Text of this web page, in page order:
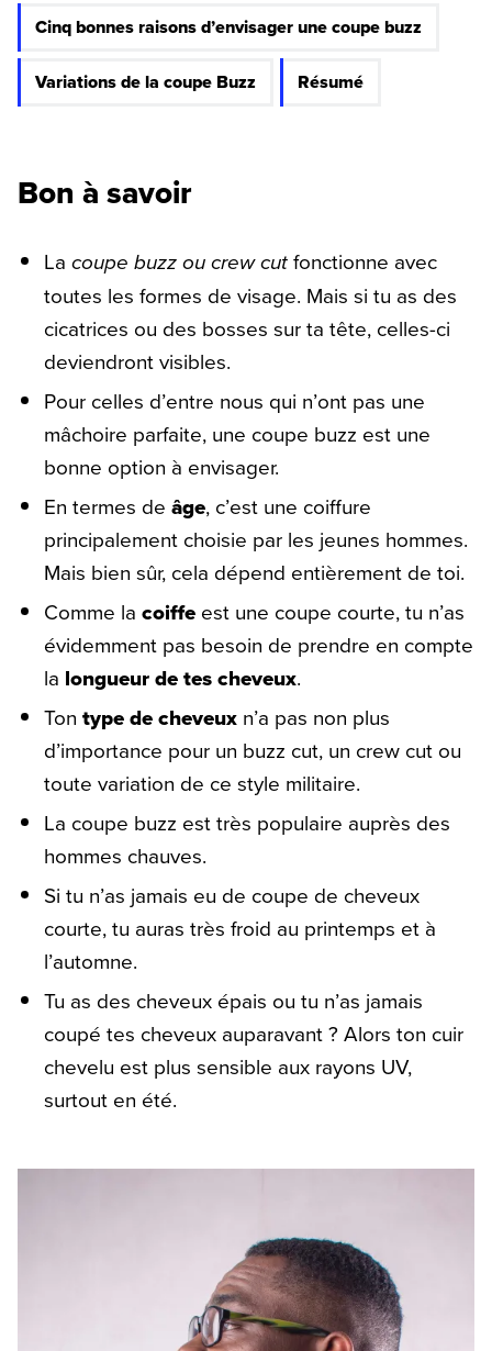
Cinq bonnes raisons d’envisager une coupe buzz
Variations de la coupe Buzz Résumé
Bon à savoir
La coupe buzz ou crew cutfonctionne avec
toutes les formes de visage. Mais si tu as des
cicatrices ou des bosses sur ta tête, celles-ci
deviendront visibles.
Pour celles d’entre nous qui n’ont pas une
mâchoire parfaite, une coupe buzz est une
bonne option à envisager.
En termes de âge, c’est une coiffure
principalement choisie par les jeunes hommes.
Mais bien sûr, cela dépend entièrement de toi.
Comme la coiffe est une coupe courte, tu n’as
évidemment pas besoin de prendre en compte
la longueur de tes cheveux.
Ton type de cheveux n’a pas non plus
d’importance pour un buzz cut, un crew cut ou
toute variation de ce style militaire.
La coupe buzz est très populaire auprès des
hommes chauves.
Si tu n’as jamais eu de coupe de cheveux
courte, tu auras très froid au printemps et à
l’automne.
Tu as des cheveux épais ou tu n’as jamais
coupé tes cheveux auparavant ? Alors ton cuir
chevelu est plus sensible aux rayons UV,
surtout en été.